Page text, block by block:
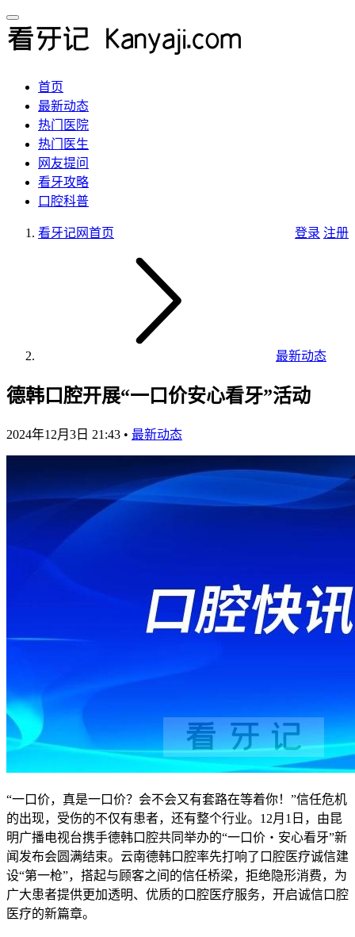
首页
最新动态
热门医院
热门医生
网友提问
看牙攻略
口腔科普
登录 注册
看牙记网首页
最新动态
德韩口腔开展“一口价安心看牙”活动
2024年12月3日 21:43 • 最新动态
“一口价，真是一口价？会不会又有套路在等着你！”信任危机
的出现，受伤的不仅有患者，还有整个行业。12月1日，由昆
明广播电视台携手德韩口腔共同举办的“一口价・安心看牙”新
闻发布会圆满结束。云南德韩口腔率先打响了口腔医疗诚信建
设“第一枪”，搭起与顾客之间的信任桥梁，拒绝隐形消费，为
广大患者提供更加透明、优质的口腔医疗服务，开启诚信口腔
医疗的新篇章。